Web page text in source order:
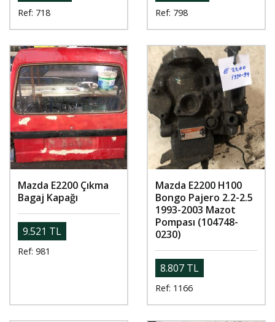
Ref: 718 Ref: 798
Mazda E2200 Çıkma
Bagaj Kapağı
9.521 TL
Ref: 981
Mazda E2200 H100
Bongo Pajero 2.2-2.5
1993-2003 Mazot
Pompası (104748-
0230)
8.807 TL
Ref: 1166